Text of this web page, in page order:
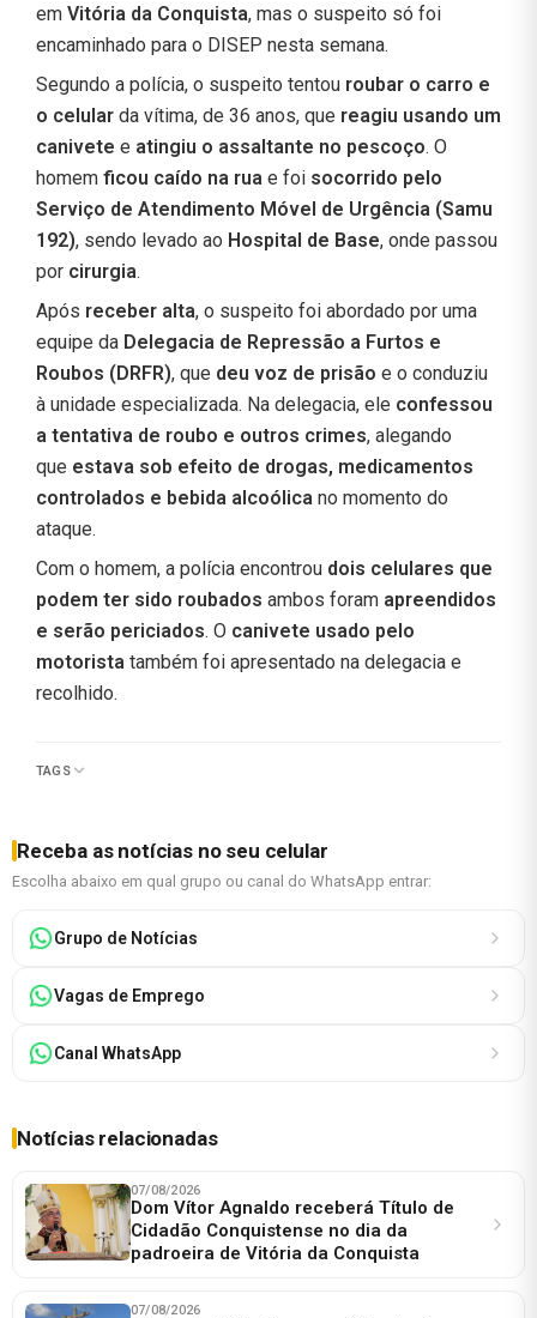
em Vitória da Conquista, mas o suspeito só foi
encaminhado para o DISEP nesta semana.
Segundo a polícia, o suspeito tentou roubar o carro e
o celular da vítima, de 36 anos, que reagiu usando um
canivete e atingiu o assaltante no pescoço. O
homem ficou caído na rua e foi socorrido pelo
Serviço de Atendimento Móvel de Urgência (Samu
192), sendo levado ao Hospital de Base, onde passou
por cirurgia.
Após receber alta, o suspeito foi abordado por uma
equipe da Delegacia de Repressão a Furtos e
Roubos (DRFR), que deu voz de prisão e o conduziu
à unidade especializada. Na delegacia, ele confessou
a tentativa de roubo e outros crimes, alegando
que estava sob efeito de drogas, medicamentos
controlados e bebida alcoólica no momento do
ataque.
Com o homem, a polícia encontrou dois celulares que
podem ter sido roubados ambos foram apreendidos
e serão periciados. O canivete usado pelo
motorista também foi apresentado na delegacia e
recolhido.
TAGS
Receba as notícias no seu celular
Escolha abaixo em qual grupo ou canal do WhatsApp entrar:
Grupo de Notícias
Vagas de Emprego
Canal WhatsApp
Notícias relacionadas
07/08/2026
Dom Vítor Agnaldo receberá Título de
Cidadão Conquistense no dia da
padroeira de Vitória da Conquista
07/08/2026